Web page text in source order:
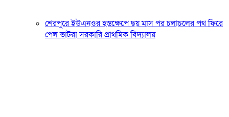
শেরপুরে ইউএনওর হস্তক্ষেপে ছয় মাস পর চলাচলের পথ ফিরে
পেল ভাটরা সরকারি প্রাথমিক বিদ্যালয়